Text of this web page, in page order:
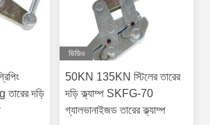
তারের দড়ি
ভিডিও
50KN 135KN স্টিলের তারের
দড়ি ক্ল্যাম্প SKFG-70
গ্যালভানাইজড তারের ক্ল্যাম্প